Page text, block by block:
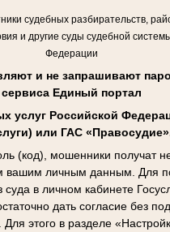
судебных разбирательств,
и другие суды судебной
Федерации
и не запрашивают
сервиса Единый портал
услуг Российской
или ГАС
(код), мошенники получат
вашим личным данным. Для
суда в личном кабинете
дать согласие без
этого в разделе